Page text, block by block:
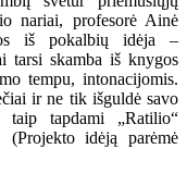
nariai, profesorė Ainė
iš pokalbių idėja –
tarsi skamba iš knygos
tempu, intonacijomis.
ir ne tik išguldė savo
taip tapdami „Ratilio“
idėją parėmė